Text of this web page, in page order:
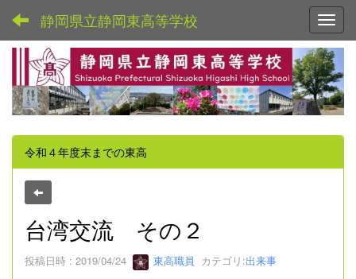
静岡県立静岡東高等学校
令和４年度末までの東高
台湾交流 その２
投稿日時 : 2019/04/24 東高職員 カテゴリ:出来事